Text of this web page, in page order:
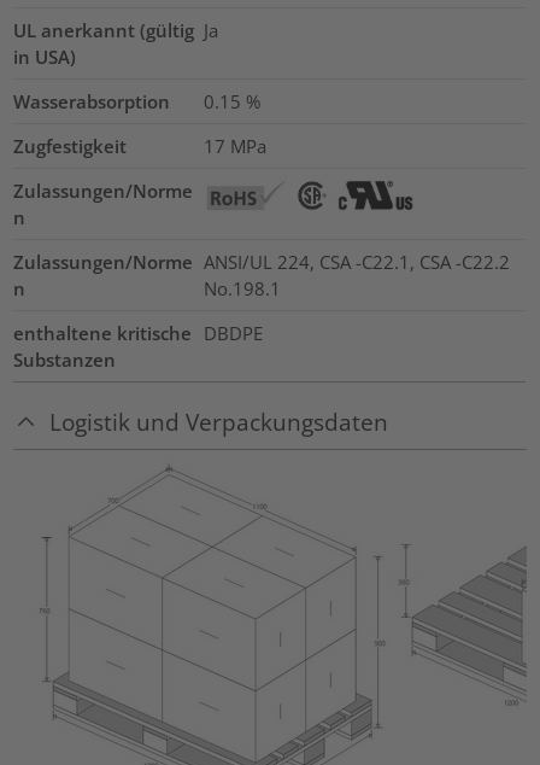
UL anerkannt (gültig
in USA)
Ja
Wasserabsorption 0.15 %
Zugfestigkeit
17 MPa
Zulassungen/Norme
n
Zulassungen/Norme
n
ANSI/UL 224, CSA -C22.1, CSA -C22.2
No.198.1
enthaltene kritische
Substanzen
DBDPE
Logistik und Verpackungsdaten